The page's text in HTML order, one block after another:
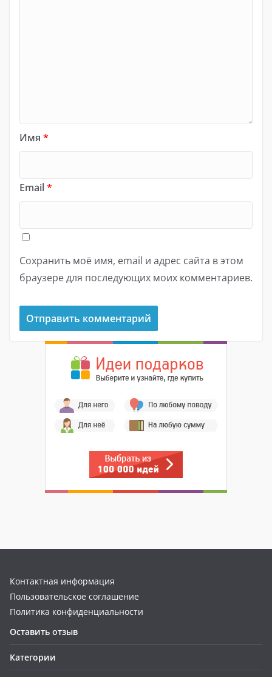
Имя *
Email*
Сохранить моё имя, email и адрес сайта в этом
браузере для последующих моих комментариев.
Контактная информация
Пользовательское соглашение
Политика конфиденциальности
Оставить отзыв
Категории